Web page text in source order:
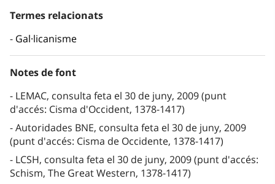
Termes relacionats
Gal·licanisme
Notes de font
LEMAC, consulta feta el 30 de juny, 2009 (punt
d'accés: Cisma d'Occident, 1378-1417)
Autoridades BNE, consulta feta el 30 de juny, 2009
(punt d'accés: Cisma de Occidente, 1378-1417)
LCSH, consulta feta el 30 de juny, 2009 (punt d'accés:
Schism, The Great Western, 1378-1417)